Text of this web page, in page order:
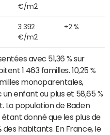
€/m2
3 392
€/m2
+2 %
avec 51,36 % sur
1 463 familles. 10,25 %
monoparentales,
un enfant ou plus et 58,65 %
La population de Baden
donné que les plus de
des habitants. En France, le